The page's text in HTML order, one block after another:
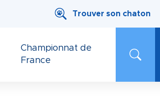
Trouver son chaton
Championnat de
France